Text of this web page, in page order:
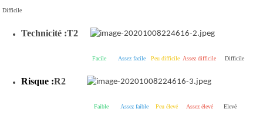
Difficile
Technicité :T2
Facile Assez facile Peu difficile Assez difficile Difficile
Risque :R2
Faible Assez faible Peu élevé Assez élevé Elevé